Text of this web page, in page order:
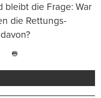
bleibt die Frage: War
die Rettungs-
drucken